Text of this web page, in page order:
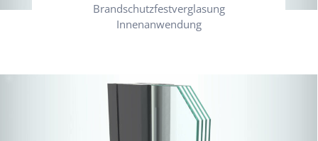
Brandschutzfestverglasung
Innenanwendung